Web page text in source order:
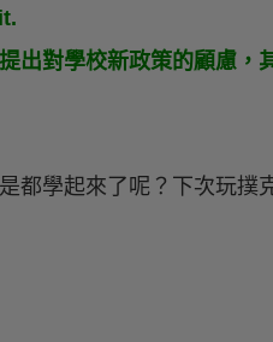
出對學校新政策的顧慮，
都學起來了呢？下次玩撲